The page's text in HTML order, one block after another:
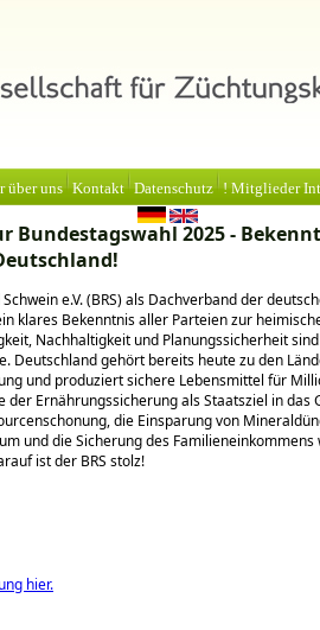
über uns Kontakt Datenschutz ! Mitglieder
Bundestagswahl 2025 -
e.V. (BRS) als Dachverband der
klares Bekenntnis aller Parteien zur
Nachhaltigkeit und Planungssicherheit
Deutschland gehört bereits heute zu den
und produziert sichere Lebensmittel für
der Ernährungssicherung als Staatsziel in das
die Einsparung von
und die Sicherung des
ist der BRS stolz!
hier.